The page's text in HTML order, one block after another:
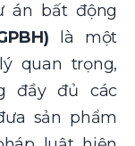
án bất động
là một
quan trọng,
đầy đủ các
sản phẩm